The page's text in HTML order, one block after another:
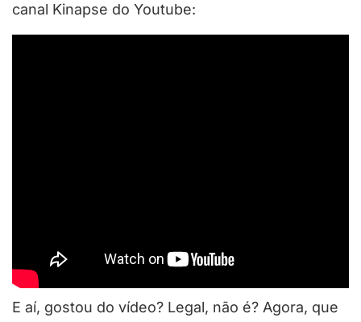
canal Kinapse do Youtube:
E aí, gostou do vídeo? Legal, não é? Agora, que